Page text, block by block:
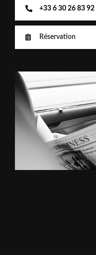
+33 6 30 26 83 92
Réservation